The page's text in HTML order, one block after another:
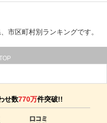
市区町村別ランキングです。
せ数770万件突破!!